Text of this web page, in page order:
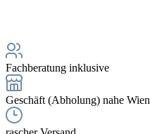
Fachberatung inklusive
Geschäft (Abholung) nahe Wien